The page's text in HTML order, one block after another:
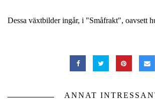
Dessa växtbilder ingår, i "Småfrakt", oavsett
ANNAT